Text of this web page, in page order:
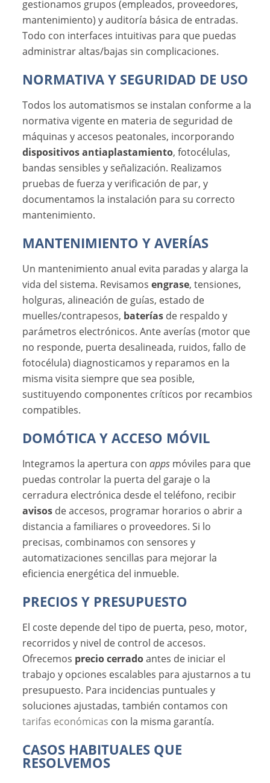
gestionamos grupos (empleados, proveedores,
mantenimiento) y auditoría básica de entradas.
Todo con interfaces intuitivas para que puedas
administrar altas/bajas sin complicaciones.
NORMATIVA Y SEGURIDAD DE USO
Todos los automatismos se instalan conforme a la
normativa vigente en materia de seguridad de
máquinas y accesos peatonales, incorporando
dispositivos antiaplastamiento, fotocélulas,
bandas sensibles y señalización. Realizamos
pruebas de fuerza y verificación de par, y
documentamos la instalación para su correcto
mantenimiento.
MANTENIMIENTO Y AVERÍAS
Un mantenimiento anual evita paradas y alarga la
vida del sistema. Revisamosengrase, tensiones,
holguras, alineación de guías, estado de
muelles/contrapesos, baterías de respaldo y
parámetros electrónicos. Ante averías (motor que
no responde, puerta desalineada, ruidos, fallo de
fotocélula) diagnosticamos y reparamos en la
misma visita siempre que sea posible,
sustituyendo componentes críticos por recambios
compatibles.
DOMÓTICA Y ACCESO MÓVIL
Integramos la apertura conapps móviles para que
puedas controlar la puerta del garaje o la
cerradura electrónica desde el teléfono, recibir
avisos de accesos, programar horarios o abrir a
distancia a familiares o proveedores. Si lo
precisas, combinamos con sensores y
automatizaciones sencillas para mejorar la
eficiencia energética del inmueble.
PRECIOS Y PRESUPUESTO
El coste depende del tipo de puerta, peso, motor,
recorridos y nivel de control de accesos.
Ofrecemos precio cerradoantes de iniciar el
trabajo y opciones escalables para ajustarnos a tu
presupuesto. Para incidencias puntuales y
soluciones ajustadas, también contamos con
tarifas económicas con la misma garantía.
CASOS HABITUALES QUE
RESOLVEMOS